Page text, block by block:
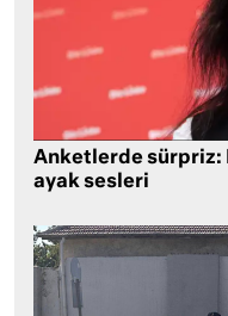
Anketlerde sürpriz:
ayak sesleri